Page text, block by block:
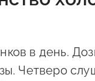
в день.
Четверо